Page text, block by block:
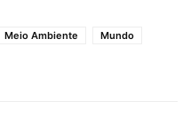
Meio Ambiente
Mundo